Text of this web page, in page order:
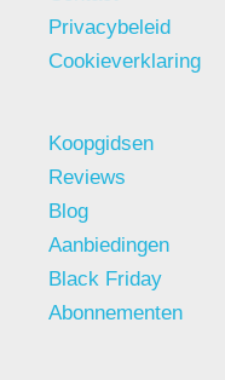
Privacybeleid
Cookieverklaring
Koopgidsen
Reviews
Blog
Aanbiedingen
Black Friday
Abonnementen